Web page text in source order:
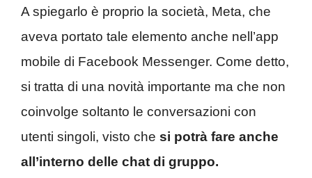
A spiegarlo è proprio la società, Meta, che
aveva portato tale elemento anche nell’app
mobile di Facebook Messenger. Come detto,
si tratta di una novità importante ma che non
coinvolge soltanto le conversazioni con
utenti singoli, visto che si potrà fare anche
all’interno delle chat di gruppo.